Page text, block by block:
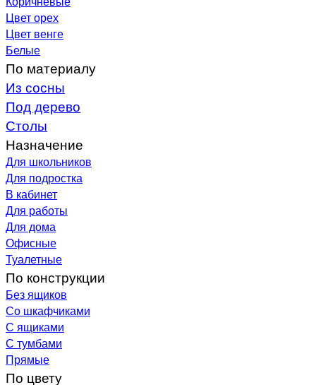
Цвет орех
Цвет венге
Белые
По материалу
Из сосны
Под дерево
Столы
Назначение
Для школьников
Для подростка
В кабинет
Для работы
Для дома
Офисные
Туалетные
По конструкции
Без ящиков
Со шкафчиками
С ящиками
С тумбами
Прямые
По цвету